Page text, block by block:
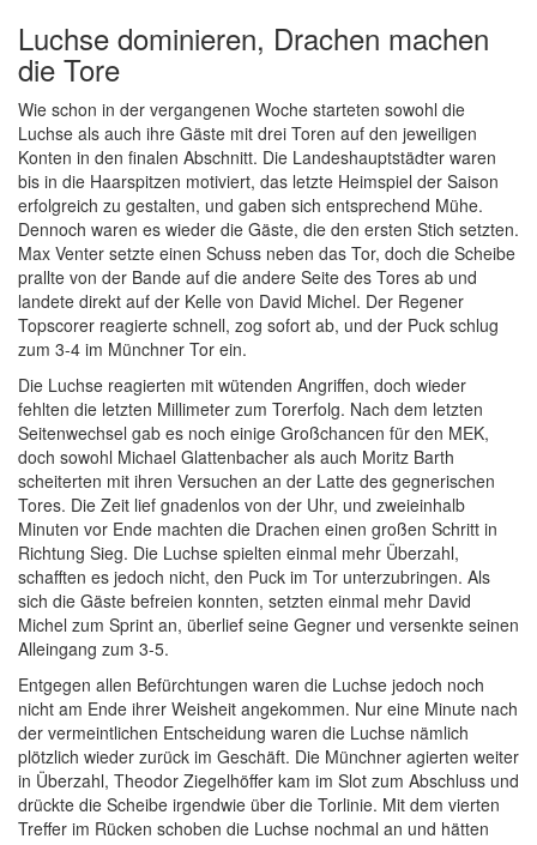
Luchse dominieren, Drachen machen
die Tore
Wie schon in der vergangenen Woche starteten sowohl die
Luchse als auch ihre Gäste mit drei Toren auf den jeweiligen
Konten in den finalen Abschnitt. Die Landeshauptstädter waren
bis in die Haarspitzen motiviert, das letzte Heimspiel der Saison
erfolgreich zu gestalten, und gaben sich entsprechend Mühe.
Dennoch waren es wieder die Gäste, die den ersten Stich setzten.
Max Venter setzte einen Schuss neben das Tor, doch die Scheibe
prallte von der Bande auf die andere Seite des Tores ab und
landete direkt auf der Kelle von David Michel. Der Regener
Topscorer reagierte schnell, zog sofort ab, und der Puck schlug
zum 3-4 im Münchner Tor ein.
Die Luchse reagierten mit wütenden Angriffen, doch wieder
fehlten die letzten Millimeter zum Torerfolg. Nach dem letzten
Seitenwechsel gab es noch einige Großchancen für den MEK,
doch sowohl Michael Glattenbacher als auch Moritz Barth
scheiterten mit ihren Versuchen an der Latte des gegnerischen
Tores. Die Zeit lief gnadenlos von der Uhr, und zweieinhalb
Minuten vor Ende machten die Drachen einen großen Schritt in
Richtung Sieg. Die Luchse spielten einmal mehr Überzahl,
schafften es jedoch nicht, den Puck im Tor unterzubringen. Als
sich die Gäste befreien konnten, setzten einmal mehr David
Michel zum Sprint an, überlief seine Gegner und versenkte seinen
Alleingang zum 3-5.
Entgegen allen Befürchtungen waren die Luchse jedoch noch
nicht am Ende ihrer Weisheit angekommen. Nur eine Minute nach
der vermeintlichen Entscheidung waren die Luchse nämlich
plötzlich wieder zurück im Geschäft. Die Münchner agierten weiter
in Überzahl, Theodor Ziegelhöffer kam im Slot zum Abschluss und
drückte die Scheibe irgendwie über die Torlinie. Mit dem vierten
Treffer im Rücken schoben die Luchse nochmal an und hätten